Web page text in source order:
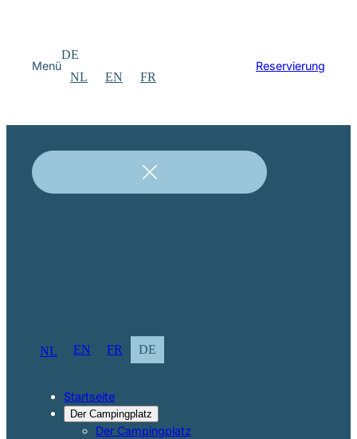
Menü
DE
NL
EN FR
Reservierung
NL EN FR DE
Startseite
Der Campingplatz
Der Campingplatz